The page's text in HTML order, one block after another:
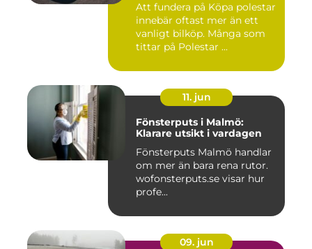
Att fundera på Köpa polestar
innebär oftast mer än ett
vanligt bilköp. Många som
tittar på Polestar ...
11. jun
Fönsterputs i Malmö:
Klarare utsikt i vardagen
Fönsterputs Malmö handlar
om mer än bara rena rutor.
wofonsterputs.se visar hur
profe...
09. jun